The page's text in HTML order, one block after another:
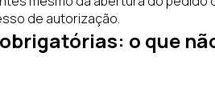
de autorização.
o que